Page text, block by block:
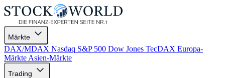
Märkte
DAX/MDAX Nasdaq S&P 500 Dow Jones TecDAX Europa-
Märkte Asien-Märkte
Trading